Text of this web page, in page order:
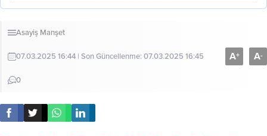
Asayiş Manşet
07.03.2025 16:44 | Son Güncellenme: 07.03.2025 16:45
0
A+ A-